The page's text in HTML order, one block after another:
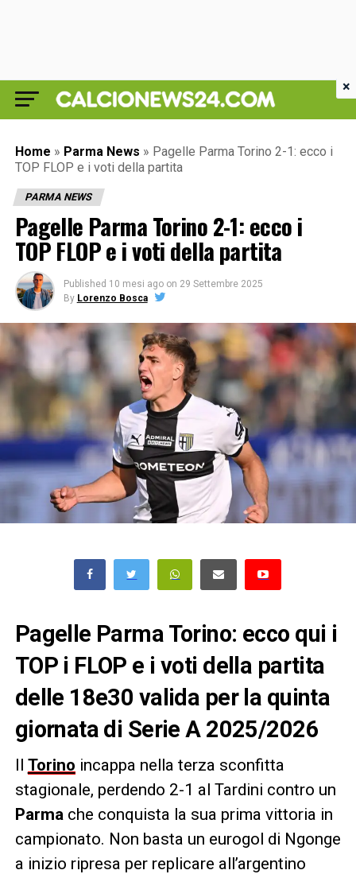
Home » Parma News » Pagelle Parma Torino 2-1: ecco i
TOP FLOP e i voti della partita
PARMA NEWS
Pagelle Parma Torino 2-1: ecco i
TOP FLOP e i voti della partita
Published 10 mesi ago on 29 Settembre 2025
By Lorenzo Bosca
Pagelle Parma Torino: ecco qui i
TOP i FLOP e i voti della partita
delle 18e30 valida per la quinta
giornata di Serie A 2025/2026
Il Torino incappa nella terza sconfitta
stagionale, perdendo 2-1 al Tardini contro un
Parma che conquista la sua prima vittoria in
campionato. Non basta un eurogol di Ngonge
a inizio ripresa per replicare all’argentino
×